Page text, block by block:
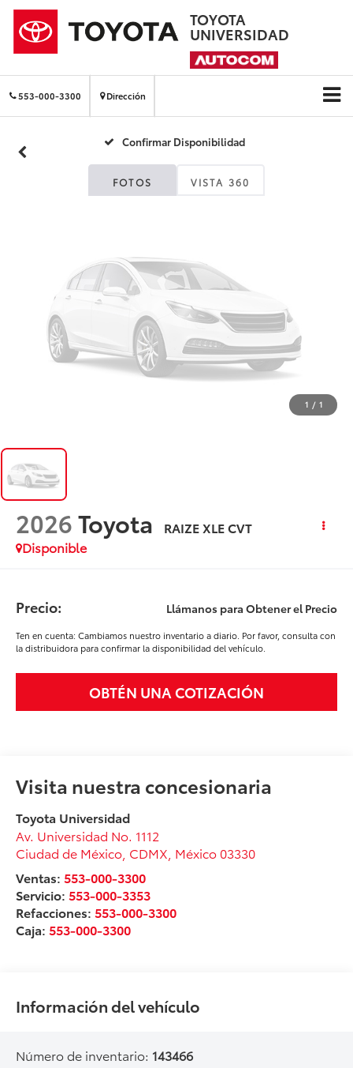
TOYOTA
UNIVERSIDAD
553-000-3300 Dirección
Confirmar Disponibilidad
FOTOS VISTA 360
Fotos No
Disponibles
Por favor, revise luego
1 / 1
2026Toyota
RAIZE XLE CVT
Disponible
Precio: Llámanos para Obtener el Precio
Ten en cuenta: Cambiamos nuestro inventario a diario. Por favor, consulta con
la distribuidora para confirmar la disponibilidad del vehículo.
OBTÉN UNA COTIZACIÓN
Visita nuestra concesionaria
Toyota Universidad
Av. Universidad No. 1112
Ciudad de México CDMX , México 03330
Ventas:553-000-3300
Servicio:553-000-3353
Refacciones:553-000-3300
Caja:553-000-3300
Información del vehículo
Número de inventario: 143466